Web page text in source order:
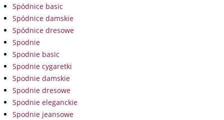
Spódnice basic
Spódnice damskie
Spódnice dresowe
Spodnie
Spodnie basic
Spodnie cygaretki
Spodnie damskie
Spodnie dresowe
Spodnie eleganckie
Spodnie jeansowe